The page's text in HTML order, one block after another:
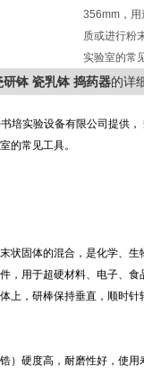
356mm，用
质或进行粉
实验室的常
钵 瓷乳钵 捣药器的详
培实验设备有限公司提供
的常见工具。
状固体的混合，是化学、生
，用于超硬材料、电子、
上，研棒保持垂直，顺时
）硬度高，耐磨性好，使用